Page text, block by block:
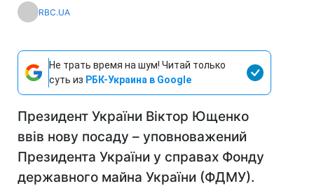
RBC.UA
Не трать время на шум! Читай только
суть из РБК-Украина в Google
Президент України Віктор Ющенко
ввів нову посаду – уповноважений
Президента України у справах Фонду
державного майна України (ФДМУ).